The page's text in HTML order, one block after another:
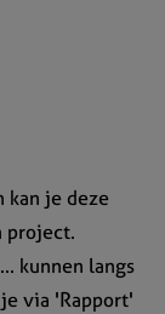
kan je deze
project.
kunnen langs
via 'Rapport'